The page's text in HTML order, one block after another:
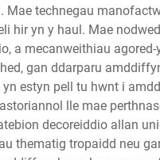
technegau
yn y haul. Mae
a mecanweithiau
gan ddarparu
estyn pell tu hwnt i
lle mae
decoreiddio allan
thematig tropaidd neu